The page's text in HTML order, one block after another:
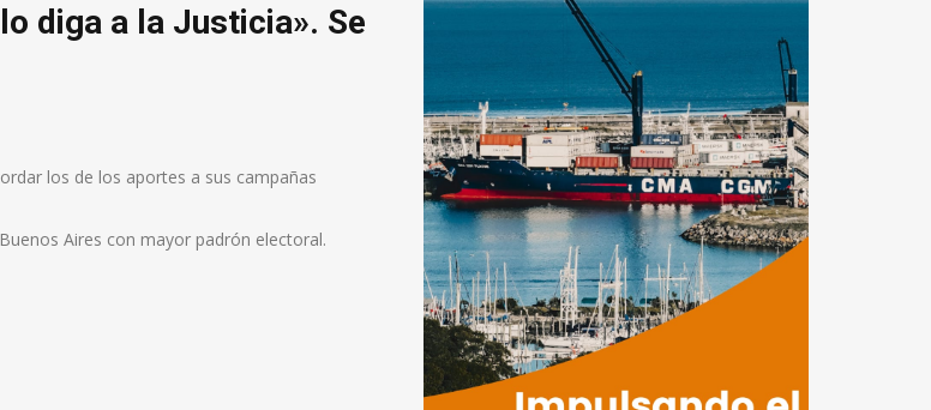
diga a la Justicia». Se
los de los aportes a sus campañas
Aires con mayor padrón electoral.